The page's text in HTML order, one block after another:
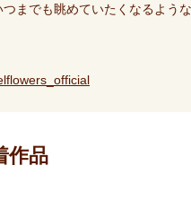
までも眺めていたくなるよう
作品